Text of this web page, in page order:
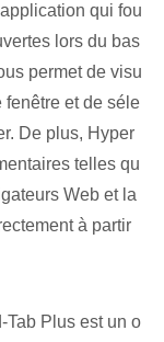
qui fou
lors du bas
permet de visu
et de séle
De plus, Hyper
telles qu
Web et la
à partir
Tab Plus est un o